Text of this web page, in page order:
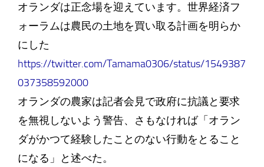
オランダは正念場を迎えています。世界経済フ
ォーラムは農民の土地を買い取る計画を明らか
にした
https://twitter.com/Tamama0306/status/1549387
037358592000
オランダの農家は記者会見で政府に抗議と要求
を無視しないよう警告、さもなければ「オラン
ダがかつて経験したことのない行動をとること
になる」と述べた。